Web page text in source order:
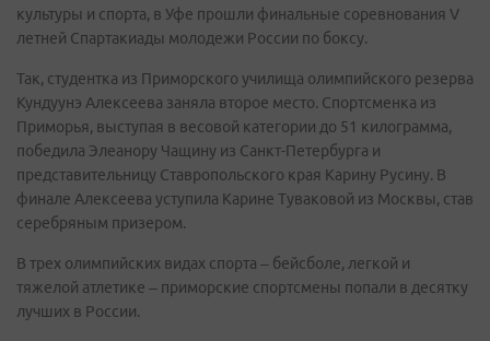
культуры и спорта, в Уфе прошли финальные соревнования V
летней Спартакиады молодежи России по боксу.
Так, студентка из Приморского училища олимпийского резерва
Кундуунэ Алексеева заняла второе место. Спортсменка из
Приморья, выступая в весовой категории до 51 килограмма,
победила Элеанору Чащину из Санкт-Петербурга и
представительницу Ставропольского края Карину Русину. В
финале Алексеева уступила Карине Туваковой из Москвы, став
серебряным призером.
В трех олимпийских видах спорта – бейсболе, легкой и
тяжелой атлетике – приморские спортсмены попали в десятку
лучших в России.